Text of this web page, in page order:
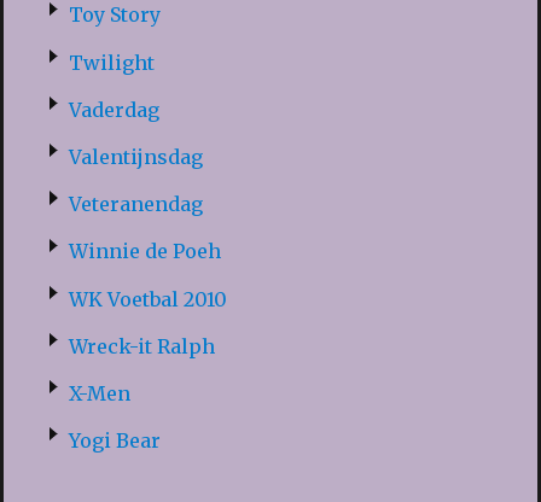
Toy Story
Twilight
Vaderdag
Valentijnsdag
Veteranendag
Winnie de Poeh
WK Voetbal 2010
Wreck-it Ralph
X-Men
Yogi Bear